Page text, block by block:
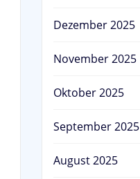
Dezember 2025
November 2025
Oktober 2025
September 2025
August 2025